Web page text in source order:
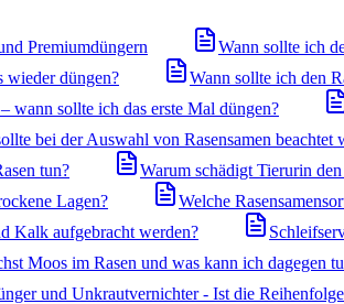
Premiumdüngern
Wann sollte ich
wieder düngen?
Wann sollte ich den
wann sollte ich das erste Mal düngen?
bei der Auswahl von Rasensamen beachtet
tun? Warum schädigt Tierurin
Lagen?
Welche
Kalk aufgebracht werden?
Moos im Rasen und was kann ich dagegen
und Unkrautvernichter - Ist die